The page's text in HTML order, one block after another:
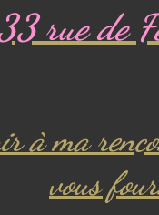
rue de
à ma
vous